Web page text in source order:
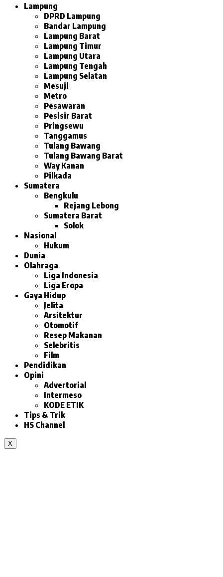
Lampung
DPRD Lampung
Bandar Lampung
Lampung Barat
Lampung Timur
Lampung Utara
Lampung Tengah
Lampung Selatan
Mesuji
Metro
Pesawaran
Pesisir Barat
Pringsewu
Tanggamus
Tulang Bawang
Tulang Bawang Barat
Way Kanan
Pilkada
Sumatera
Bengkulu
Rejang Lebong
Sumatera Barat
Solok
Nasional
Hukum
Dunia
Olahraga
Liga Indonesia
Liga Eropa
Gaya Hidup
Jelita
Arsitektur
Otomotif
Resep Makanan
Selebritis
Film
Pendidikan
Opini
Advertorial
Intermeso
KODE ETIK
Tips & Trik
HS Channel
X